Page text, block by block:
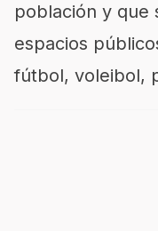
población y que
espacios
fútbol, voleibol,